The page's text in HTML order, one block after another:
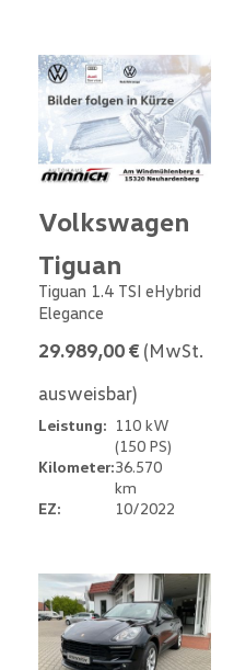
Volkswagen
Tiguan
Tiguan 1.4 TSI eHybrid
Elegance
29.989,00 € (MwSt.
ausweisbar)
Leistung: 110 kW
(150 PS)
Kilometer:36.570
km
EZ:
10/2022